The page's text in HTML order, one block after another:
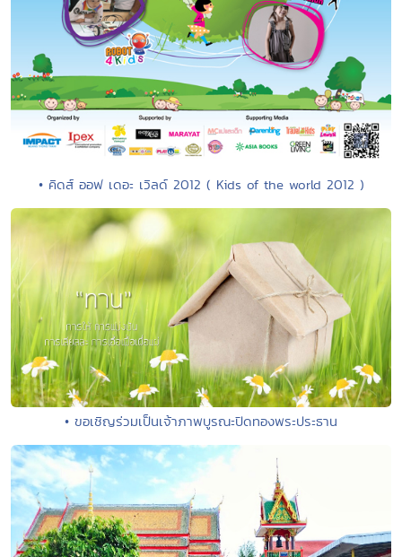
• คิดส์ ออฟ เดอะ เวิลด์ 2012 ( Kids of the world 2012 )
• ขอเชิญร่วมเป็นเจ้าภาพบูรณะปิดทองพระประธาน